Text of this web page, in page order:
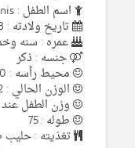
اسم الطفل : anis
تاريخ ولادته : 23/6/2013
عمره : سنه
جنسه : ذكر
محيط رأسه : 30
الوزن الحالي : 12
وزن الطفل عند
طوله : 75
تغذيته :